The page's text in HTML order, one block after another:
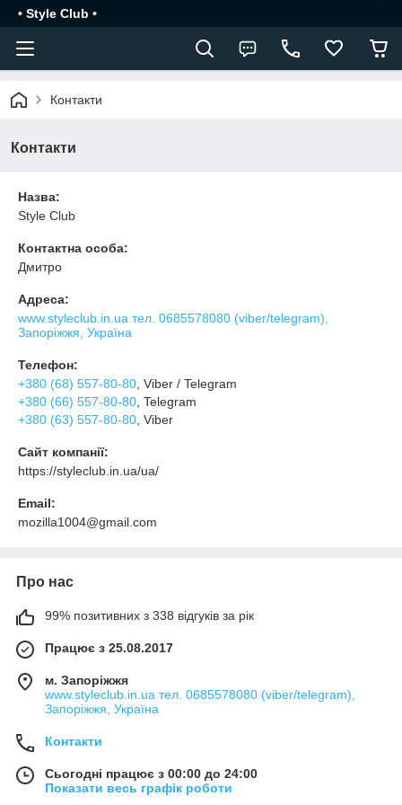
• Style Club •
Контакти
Контакти
Назва:
Style Club
Контактна особа:
Дмитро
Адреса:
www.styleclub.in.ua тел. 0685578080 (viber/telegram),
Запоріжжя, Україна
Телефон:
+380 (68) 557-80-80 , Viber / Telegram
+380 (66) 557-80-80 , Telegram
+380 (63) 557-80-80 , Viber
Сайт компанії:
https://styleclub.in.ua/ua/
Email:
mozilla1004@gmail.com
Про нас
99% позитивних з 338 відгуків за рік
Працює з 25.08.2017
м. Запоріжжя
www.styleclub.in.ua тел. 0685578080 (viber/telegram),
Запоріжжя, Україна
Контакти
Сьогодні працює з 00:00 до 24:00
Показати весь графік роботи